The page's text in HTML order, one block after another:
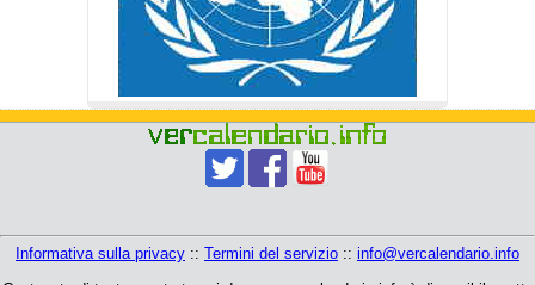
Informativa sulla privacy :: Termini del servizio :: info@vercalendario.info